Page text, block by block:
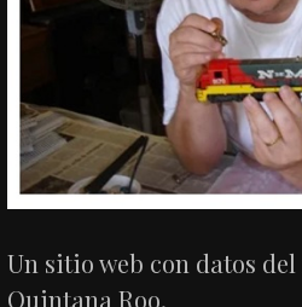
Un sitio web con datos
Quintana Roo.